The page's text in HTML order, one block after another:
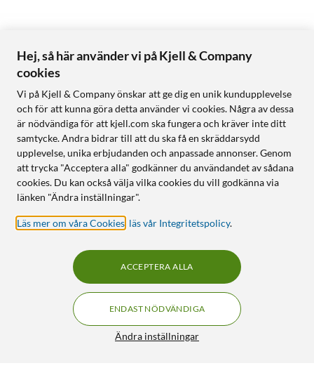
Hej, så här använder vi på Kjell & Company
cookies
Vi på Kjell & Company önskar att ge dig en unik kundupplevelse
och för att kunna göra detta använder vi cookies. Några av dessa
är nödvändiga för att kjell.com ska fungera och kräver inte ditt
samtycke. Andra bidrar till att du ska få en skräddarsydd
upplevelse, unika erbjudanden och anpassade annonser. Genom
att trycka "Acceptera alla" godkänner du användandet av sådana
cookies. Du kan också välja vilka cookies du vill godkänna via
länken "Ändra inställningar".
Läs mer om våra Cookies läs vår Integritetspolicy.
Ändra inställningar
ENDAST NÖDVÄNDIGA
ACCEPTERA ALLA